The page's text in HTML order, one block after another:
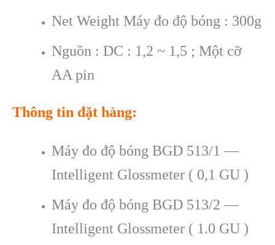
Net Weight Máy đo độ bóng : 300g
Nguồn : DC : 1,2 ~ 1,5 ; Một cỡ
AA pin
Thông tin đặt hàng:
Máy đo độ bóng BGD 513/1 —
Intelligent Glossmeter ( 0,1 GU )
Máy đo độ bóng BGD 513/2 —
Intelligent Glossmeter ( 1.0 GU )